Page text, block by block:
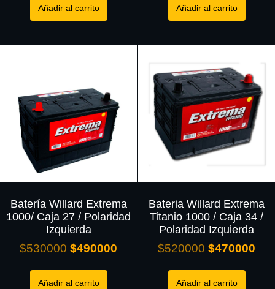
Añadir al carrito Añadir al carrito
Batería Willard Extrema
1000/ Caja 27 / Polaridad
Izquierda
$530000 $490000
Añadir al carrito
Bateria Willard Extrema
Titanio 1000 / Caja 34 /
Polaridad Izquierda
$520000 $470000
Añadir al carrito